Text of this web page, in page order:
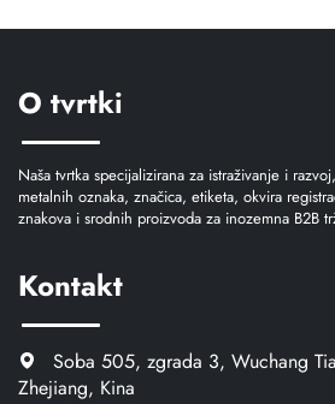
O tvrtki
Naša tvrtka specijalizirana za istraživanje i
metalnih oznaka, značica, etiketa, okvira
znakova i srodnih proizvoda za inozemna B2B
Kontakt
Soba 505, zgrada 3, Wuchang
Zhejiang, Kina